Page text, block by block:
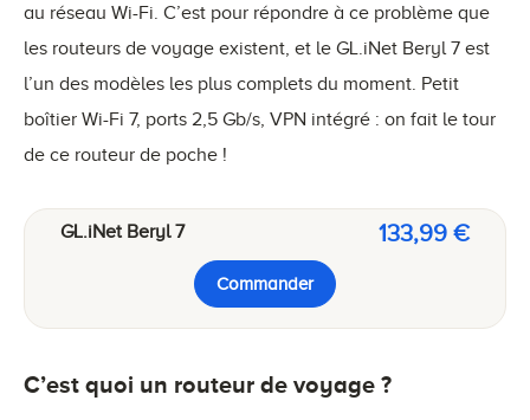
au réseau Wi-Fi. C’est pour répondre à ce problème que
les routeurs de voyage existent, et le GL.iNet Beryl 7 est
l’un des modèles les plus complets du moment. Petit
boîtier Wi-Fi 7, ports 2,5 Gb/s, VPN intégré : on fait le tour
de ce routeur de poche !
GL.iNet Beryl 7 133,99 €
Commander
C’est quoi un routeur de voyage ?